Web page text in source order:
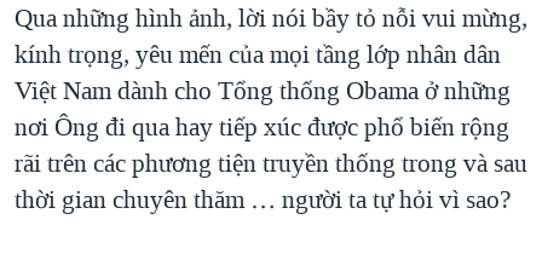
Qua những hình ảnh, lời nói bầy tỏ nỗi vui mừng,
kính trọng, yêu mến của mọi tầng lớp nhân dân
Việt Nam dành cho Tổng thống Obama ở những
nơi Ông đi qua hay tiếp xúc được phổ biến rộng
rãi trên các phương tiện truyền thống trong và sau
thời gian chuyên thăm … người ta tự hỏi vì sao?